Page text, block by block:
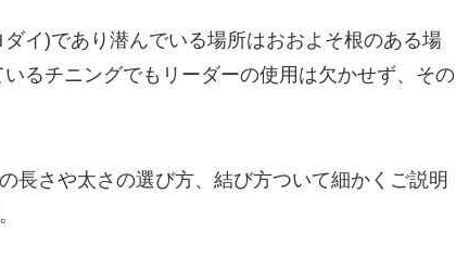
イ)であり潜んでいる場所はおおよそ根のある場
るチニングでもリーダーの使用は欠かせず、その
長さや太さの選び方、結び方ついて細かくご説明